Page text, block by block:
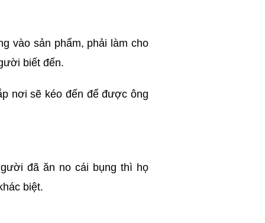
vào sản phẩm, phải làm cho
biết đến.
nơi sẽ kéo đến để được ông
đã ăn no cái bụng thì họ
biệt.